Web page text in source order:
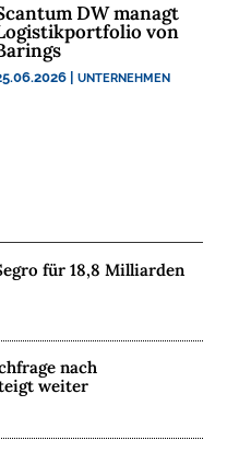
DW managt
von
|UNTERNEHMEN
für 18,8 Milliarden
nach
weiter